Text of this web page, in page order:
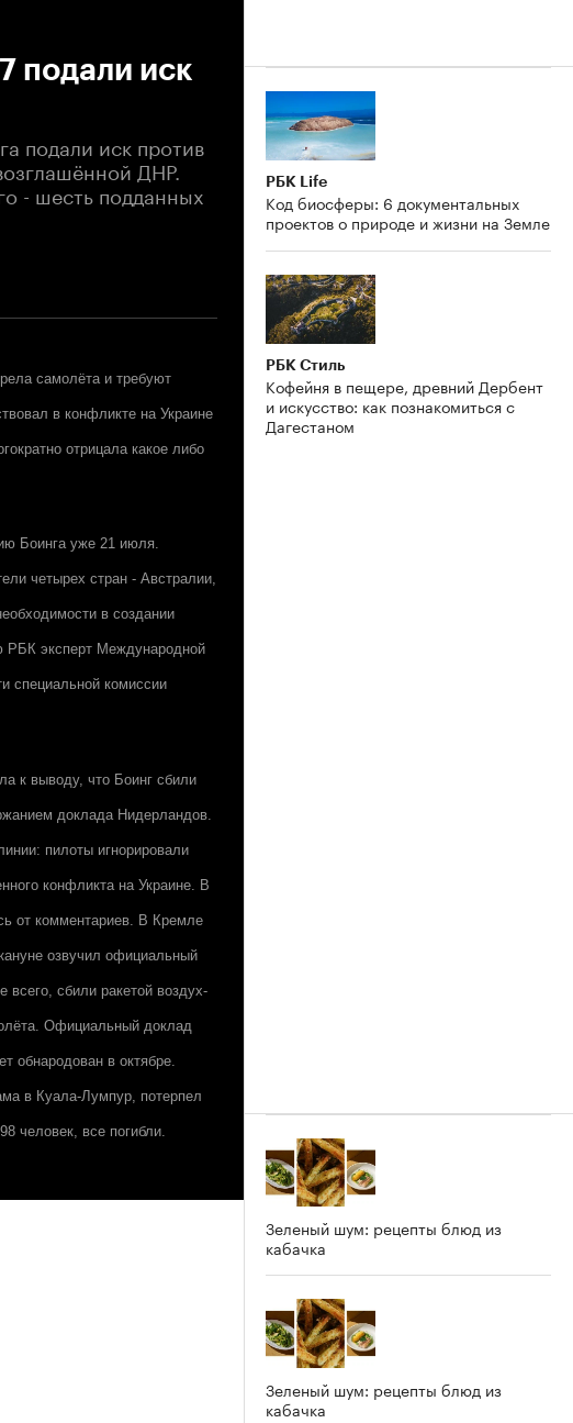
подали иск
подали иск против
ДНР.
- шесть подданных
самолёта и требуют
в конфликте на Украине
отрицала какое либо
Боинга уже 21 июля.
четырех стран - Австралии,
в создании
РБК эксперт Международной
специальной комиссии
к выводу, что Боинг сбили
доклада Нидерландов.
пилоты игнорировали
конфликта на Украине. В
от комментариев. В Кремле
озвучил официальный
сбили ракетой воздух-
Официальный доклад
обнародован в октябре.
в Куала-Лумпур, потерпел
человек, все погибли.
РБК Life
Код биосферы: 6 документальных
проектов о природе и жизни на Земле
РБК Стиль
Кофейня в пещере, древний Дербент
и искусство: как познакомиться с
Дагестаном
Зеленый шум: рецепты блюд из
кабачка
Зеленый шум: рецепты блюд из
кабачка